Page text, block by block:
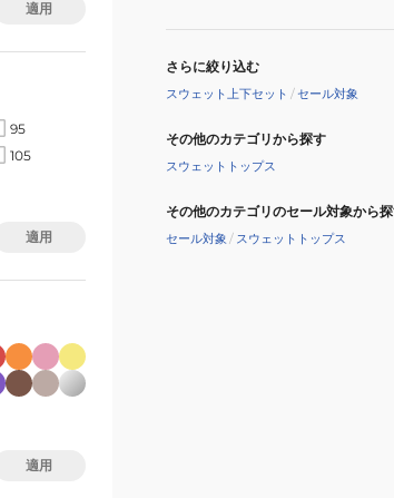
さらに絞り込む
スウェット上下セット /セール対象
その他のカテゴリから探す
スウェットトップス
その他のカテゴリのセール対象から
セール対象 / スウェットトップス
適用
95
105
適用
適用